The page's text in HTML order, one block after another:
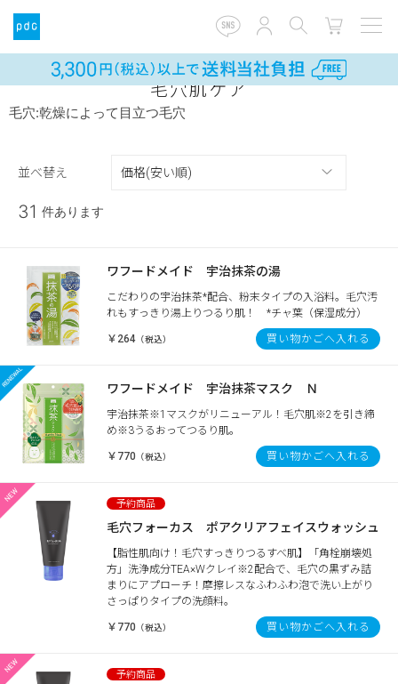
毛穴肌ケア
毛穴:乾燥によって目立つ毛穴
並べ替え
31 件あります
ワフードメイド 宇治抹茶の湯
こだわりの宇治抹茶*配合、粉末タイプの入浴料。毛穴汚
れもすっきり湯上りつるり肌！ *チャ葉（保湿成分）
￥264 （税込） 買い物かごへ入れる
ワフードメイド 宇治抹茶マスク Ｎ
宇治抹茶※1マスクがリニューアル！毛穴肌※2を引き締
め※3うるおってつるり肌。
￥770 （税込） 買い物かごへ入れる
毛穴フォーカス ポアクリアフェイスウォッシュ
【脂性肌向け！毛穴すっきりつるすべ肌】「角栓崩壊処
方」洗浄成分TEA×Wクレイ※2配合で、毛穴の黒ずみ詰
まりにアプローチ！摩擦レスなふわふわ泡で洗い上がり
さっぱりタイプの洗顔料。
￥770 （税込） 買い物かごへ入れる